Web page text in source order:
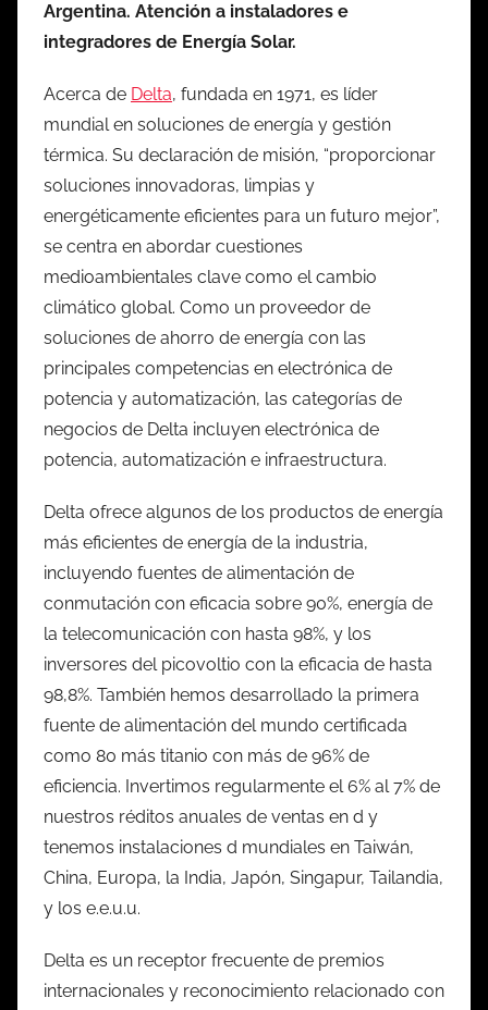
Argentina. Atención a instaladores e
integradores de Energía Solar.
Acerca de Delta, fundada en 1971, es líder
mundial en soluciones de energía y gestión
térmica. Su declaración de misión, “proporcionar
soluciones innovadoras, limpias y
energéticamente eficientes para un futuro mejor”,
se centra en abordar cuestiones
medioambientales clave como el cambio
climático global. Como un proveedor de
soluciones de ahorro de energía con las
principales competencias en electrónica de
potencia y automatización, las categorías de
negocios de Delta incluyen electrónica de
potencia, automatización e infraestructura.
Delta ofrece algunos de los productos de energía
más eficientes de energía de la industria,
incluyendo fuentes de alimentación de
conmutación con eficacia sobre 90%, energía de
la telecomunicación con hasta 98%, y los
inversores del picovoltio con la eficacia de hasta
98,8%. También hemos desarrollado la primera
fuente de alimentación del mundo certificada
como 80 más titanio con más de 96% de
eficiencia. Invertimos regularmente el 6% al 7% de
nuestros réditos anuales de ventas en d y
tenemos instalaciones d mundiales en Taiwán,
China, Europa, la India, Japón, Singapur, Tailandia,
y los e.e.u.u.
Delta es un receptor frecuente de premios
internacionales y reconocimiento relacionado con